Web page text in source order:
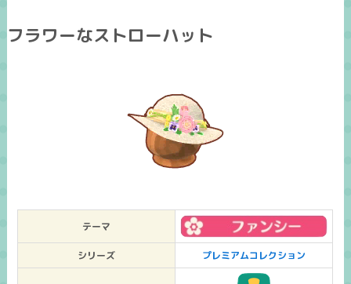
フラワーなストローハット
テーマ
シリーズ プレミアムコレクション